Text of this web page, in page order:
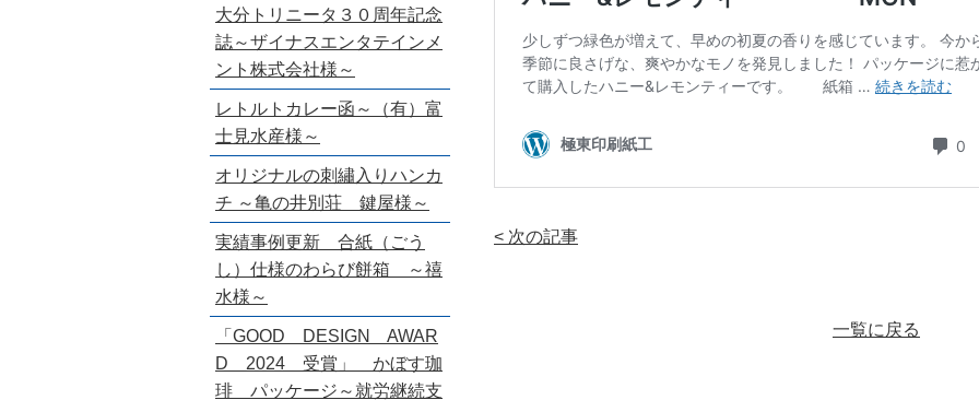
< 次の記事
一覧に戻る
大分トリニータ３０周年記念
誌～ザイナスエンタテインメ
ント株式会社様～
レトルトカレー函～（有）富
士見水産様～
オリジナルの刺繡入りハンカ
チ ～亀の井別荘 鍵屋様～
実績事例更新 合紙（ごう
し）仕様のわらび餅箱 ～禧
水様～
「GOOD DESIGN AWAR
D 2024 受賞」 かぼす珈
琲 パッケージ～就労継続支